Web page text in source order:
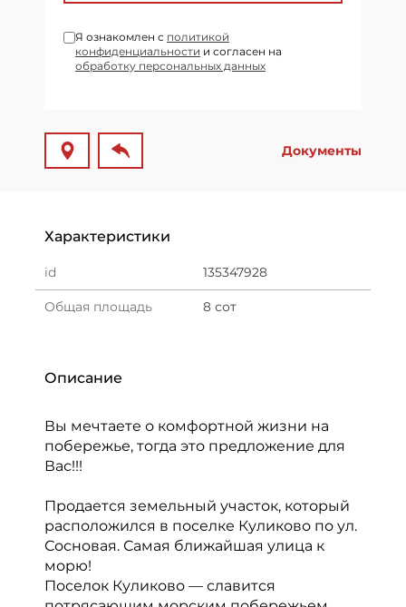
Я ознакомлен с политикой
конфиденциальности и согласен на
обработку персональных данных
Документы
Характеристики
id 135347928
Общая площадь 8 сот
Описание
Вы мечтаете о комфортной жизни на
побережье, тогда это предложение для
Вас!!!
Продается земельный участок, который
расположился в поселке Куликово по ул.
Сосновая. Сaмaя ближaйшaя улица к
морю!
Поселок Куликово — славится